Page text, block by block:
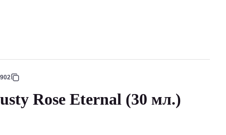
Rose Eternal (30 мл.)